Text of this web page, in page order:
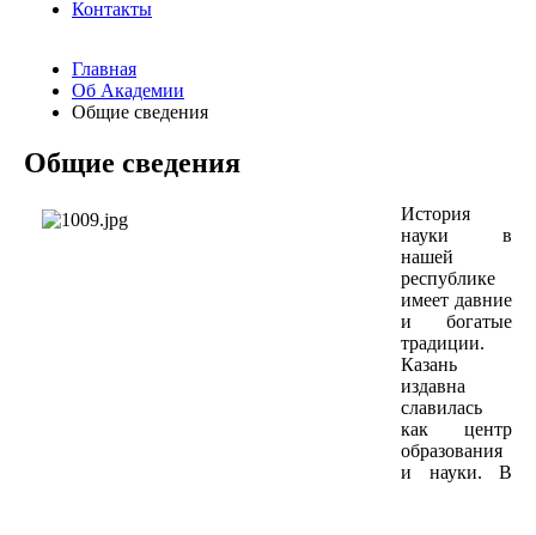
Контакты
Главная
Об Академии
Общие сведения
Общие сведения
История
науки в
нашей
республике
имеет давние
и богатые
традиции.
Казань
издавна
славилась
как центр
образования
и науки. В